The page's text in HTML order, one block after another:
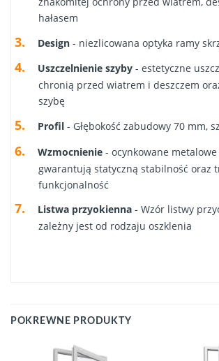
hałasem
Design- niezlicowana optyka ramy
Uszczelnienie szyby- estetyczne
chronią przed wiatrem i deszczem
szybę
Profil- Głębokość zabudowy 70 mm,
Wzmocnienie- ocynkowane
gwarantują statyczną stabilność oraz
funkcjonalność
Listwa przyokienna- Wzór listwy
zależny jest od rodzaju oszklenia
POKREWNE PRODUKTY